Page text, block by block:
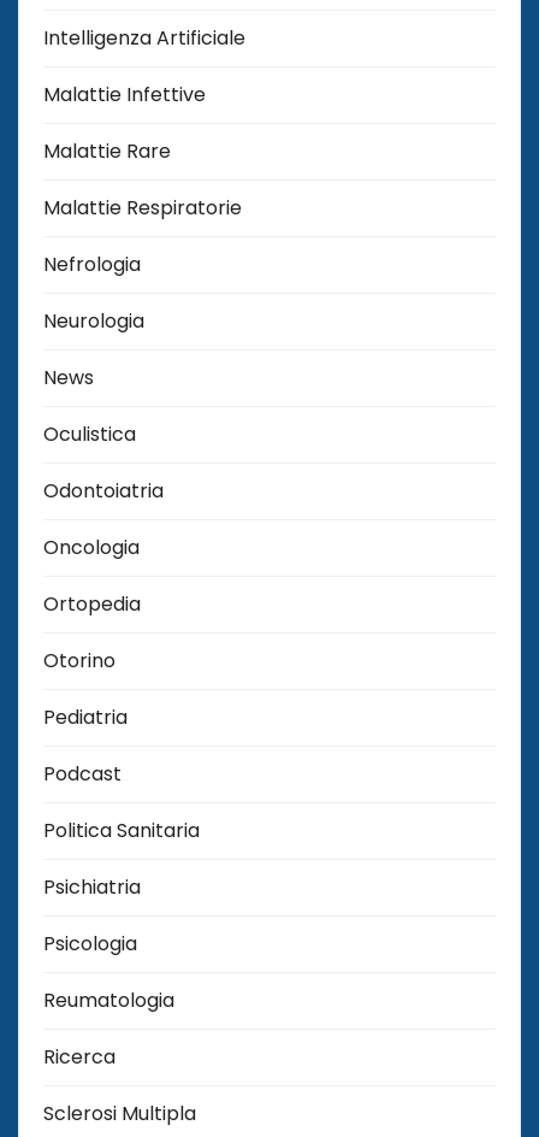
Intelligenza Artificiale
Malattie Infettive
Malattie Rare
Malattie Respiratorie
Nefrologia
Neurologia
News
Oculistica
Odontoiatria
Oncologia
Ortopedia
Otorino
Pediatria
Podcast
Politica Sanitaria
Psichiatria
Psicologia
Reumatologia
Ricerca
Sclerosi Multipla